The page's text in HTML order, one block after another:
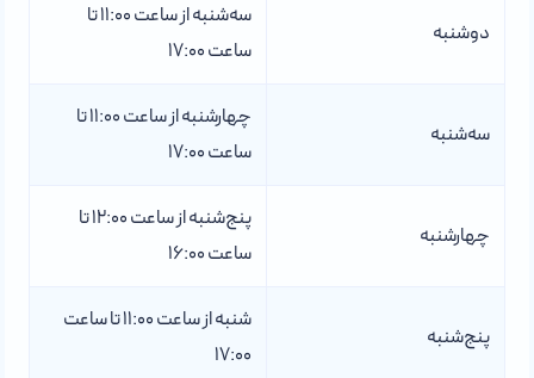
دوشنبه
سه‌شنبه از ساعت 11:00 تا
ساعت 17:00
سه‌شنبه
چهارشنبه از ساعت 11:00 تا
ساعت 17:00
چهارشنبه
پنج‌شنبه از ساعت 12:00 تا
ساعت 16:00
پنج‌شنبه
شنبه از ساعت 11:00 تا ساعت
17:00